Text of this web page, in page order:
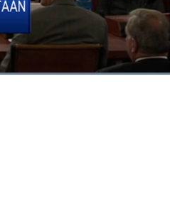
#joe biden #as